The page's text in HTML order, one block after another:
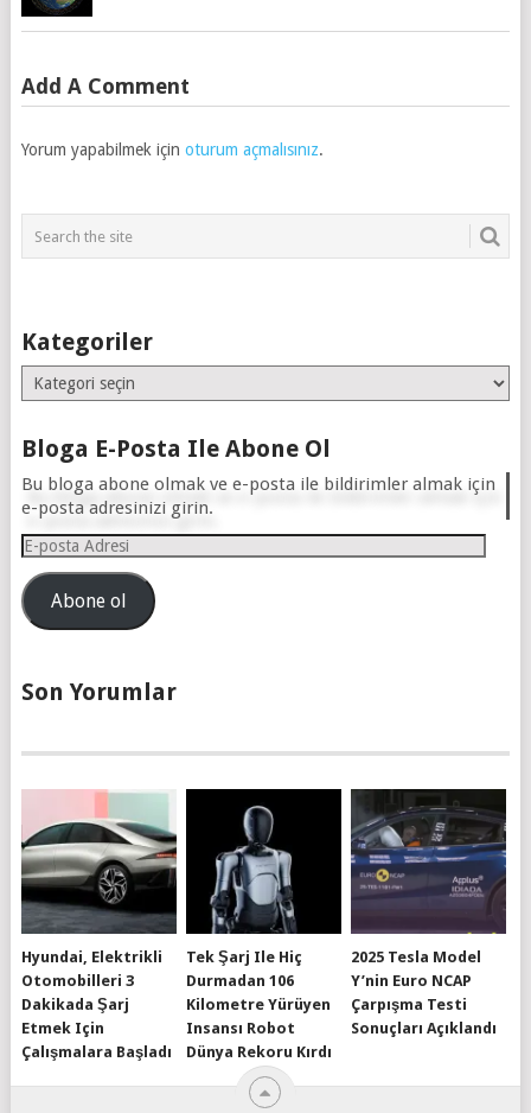
Add A Comment
Yorum yapabilmek için oturum açmalısınız.
Kategoriler
Kategoriler
Bloga E-Posta Ile Abone Ol
Bu bloga abone olmak ve e-posta ile bildirimler almak için
e-posta adresinizi girin.
E-
posta
AdresiAbone ol
Son Yorumlar
Hyundai, Elektrikli
Otomobilleri 3
Dakikada Şarj
Etmek Için
Çalışmalara Başladı
Tek Şarj Ile Hiç
Durmadan 106
Kilometre Yürüyen
Insansı Robot
Dünya Rekoru Kırdı
2025 Tesla Model
Y’nin Euro NCAP
Çarpışma Testi
Sonuçları Açıklandı